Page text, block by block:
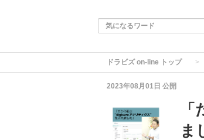
ドラビズ on-line トップ
2023年08月01日 公開
ま